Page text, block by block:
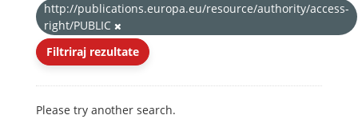
http://publications.europa.eu/resource/authority/access-
right/PUBLIC
Filtriraj rezultate
Please try another search.